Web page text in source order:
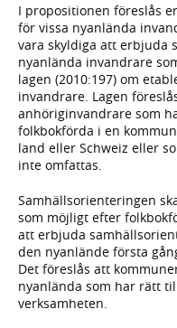
I propositionen föreslås
för vissa nyanlända
vara skyldiga att erbjuda
nyanlända invandrare
lagen (2010:197) om
invandrare. Lagen
anhöriginvandrare som
folkbokförda i en
land eller Schweiz eller
inte omfattas.
Samhällsorienteringen
som möjligt efter
att erbjuda
den nyanlände första
Det föreslås att
nyanlända som har rätt
verksamheten.